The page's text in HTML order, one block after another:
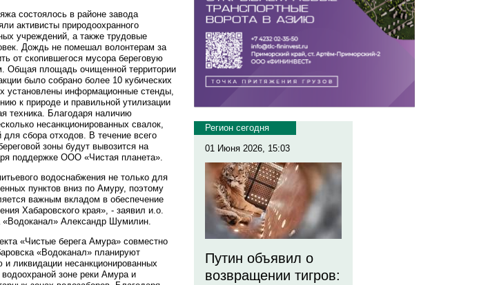
состоялось в районе завода
активисты природоохранного
учреждений, а также трудовые
Дождь не помешал волонтерам за
от скопившегося мусора береговую
Общая площадь очищенной территории
было собрано более 10 кубических
установлены информационные стенды,
к природе и правильной утилизации
техника. Благодаря наличию
несанкционированных свалок,
для сбора отходов. В течение всего
зоны будут вывозится на
поддержке ООО «Чистая планета».
водоснабжения не только для
пунктов вниз по Амуру, поэтому
важным вкладом в обеспечение
Хабаровского края», - заявил и.о.
Александр Шумилин.
«Чистые берега Амура» совместно
«Водоканал» планируют
ликвидации несанкционированных
водоохраной зоне реки Амура и
Регион сегодня
01 Июня 2026, 15:03
Путин объявил о
возвращении тигров: